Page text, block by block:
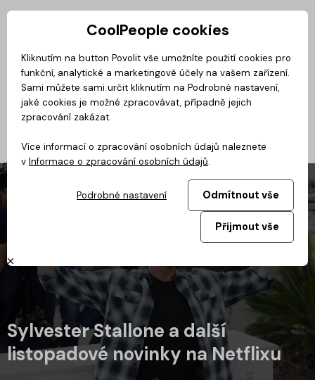
Privátní zóna
Magazín BusinessClass CoolMovie CoolDialog Podcast
Sylvester Stallone a další
listopadové novinky na Netflixu
CoolPeople cookies
Kliknutím na button Povolit vše umožníte použití cookies pro
funkční, analytické a marketingové účely na vašem zařízení.
Sami můžete sami určit kliknutím na Podrobné nastavení,
jaké cookies je možné zpracovávat, případně jejich
zpracování zakázat.
Více informací o zpracování osobních údajů naleznete
v Informace o zpracování osobních údajů.
Podrobné nastavení Odmítnout vše
Přijmout vše